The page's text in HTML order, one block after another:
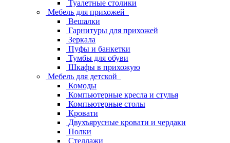
Туалетные столики
Мебель для прихожей
Вешалки
Гарнитуры для прихожей
Зеркала
Пуфы и банкетки
Тумбы для обуви
Шкафы в прихожую
Мебель для детской
Комоды
Компьютерные кресла и стулья
Компьютерные столы
Кровати
Двухъярусные кровати и чердаки
Полки
Стеллажи